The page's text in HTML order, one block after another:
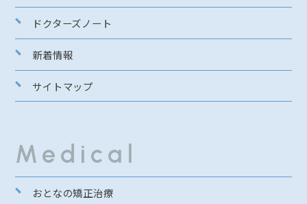
ドクターズノート
新着情報
サイトマップ
Medical
おとなの矯正治療